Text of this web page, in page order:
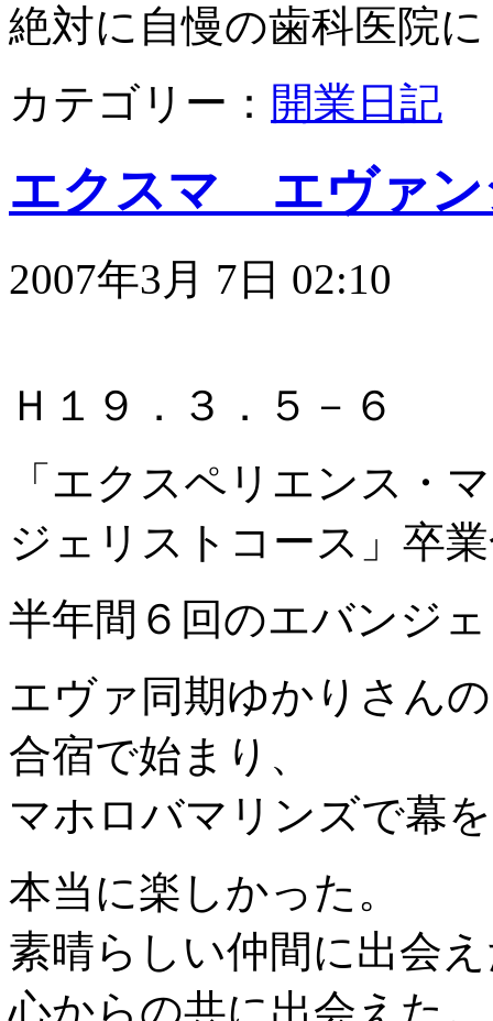
絶対に自慢の歯科医院
カテゴリー： 開業日記
エクスマ エヴァン
2007年3月 7日 02:10
Ｈ１９．３．５－６
「エクスペリエンス・
ジェリストコース」卒
半年間６回のエバンジ
エヴァ同期ゆかりさん
合宿で始まり、
マホロバマリンズで幕
本当に楽しかった。
素晴らしい仲間に出会
心からの共に出会えた。